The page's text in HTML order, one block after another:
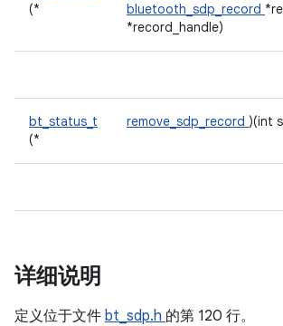
(*
bluetooth_sdp_record
*record_handle)
bt_status_t
(*
remove_sdp_record )(int
详细说明
定义位于文件 bt_sdp.h 的第 120 行。